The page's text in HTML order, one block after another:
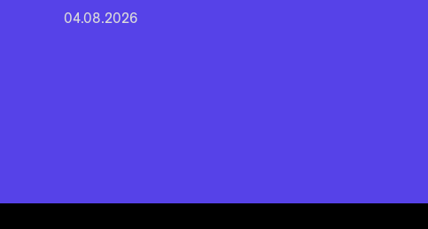
04.08.2026